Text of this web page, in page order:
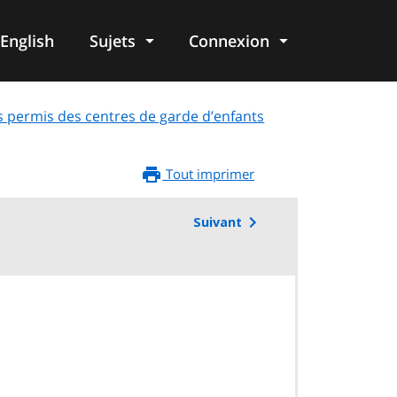
English Sujets Connexion
des centres de garde d’enfants
Tout imprimer
Suivant